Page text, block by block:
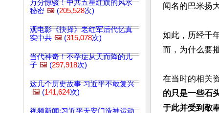
万分惊骇！中共五星红旗的风水
秘密 🖼️ (205,528次)
观电影《抉择》老红军后代忆真
实中共 🖼️ (315,078次)
当代神奇！不孕症从天而降的儿
子 🖼️ (297,918次)
这几个历史故事 习近平不敢复兴
🖼️ (141,624次)
视频新闻:习近平天安门造神运动
闻名的巴米扬
如此，历经千
而，为什么要
在当时的相关
的只是一些石
于此并受到敬